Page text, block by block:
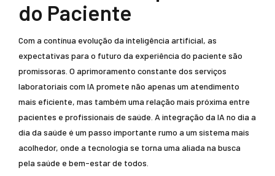
do Paciente
Com a contínua evolução da inteligência artificial, as
expectativas para o futuro da experiência do paciente são
promissoras. O aprimoramento constante dos serviços
laboratoriais com IA promete não apenas um atendimento
mais eficiente, mas também uma relação mais próxima entre
pacientes e profissionais de saúde. A integração da IA no dia a
dia da saúde é um passo importante rumo a um sistema mais
acolhedor, onde a tecnologia se torna uma aliada na busca
pela saúde e bem-estar de todos.